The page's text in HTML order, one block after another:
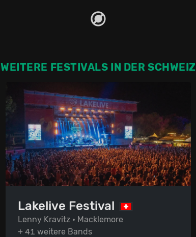
WEITERE FESTIVALS IN DER SCHWEIZ
Lakelive Festival
Lenny Kravitz • Macklemore
+ 41 weitere Bands